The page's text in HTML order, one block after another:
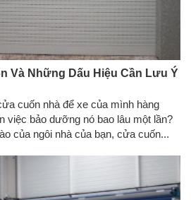
Và Những Dấu Hiệu Cần Lưu Ý
cuốn nhà để xe của mình hàng
việc bảo dưỡng nó bao lâu một lần?
của ngôi nhà của bạn, cửa cuốn...